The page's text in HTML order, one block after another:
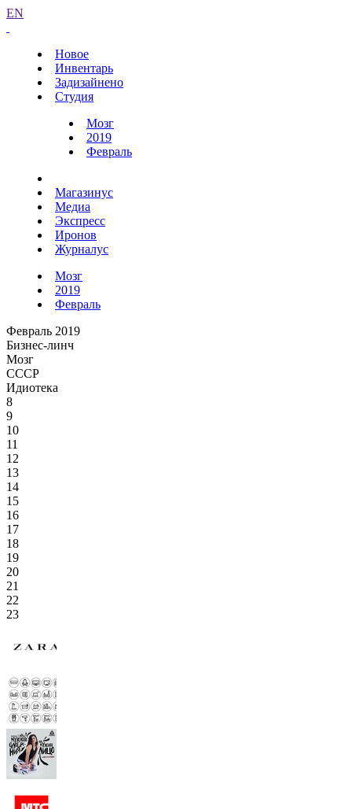
EN
Новое
Инвентарь
Задизайнено
Студия
Мозг
2019
Февраль
Магазинус
Медиа
Экспресс
Иронов
Журналус
Мозг
2019
Февраль
Февраль 2019
Бизнес-линч
Мозг
СССР
Идиотека
8
9
10
11
12
13
14
15
16
17
18
19
20
21
22
23